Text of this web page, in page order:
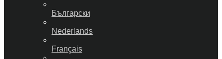
Български
Nederlands
Français